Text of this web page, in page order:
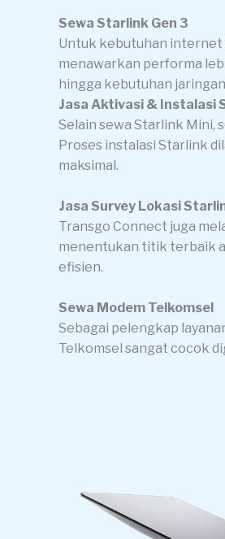
Sewa Starlink Gen 3
Untuk kebutuhan internet
menawarkan performa
hingga kebutuhan
Jasa Aktivasi & Instalasi
Selain sewa Starlink Mini,
Proses instalasi Starlink
maksimal.
Jasa Survey Lokasi
Transgo Connect juga
menentukan titik terbaik
efisien.
Sewa Modem Telkomsel
Sebagai pelengkap
Telkomsel sangat cocok